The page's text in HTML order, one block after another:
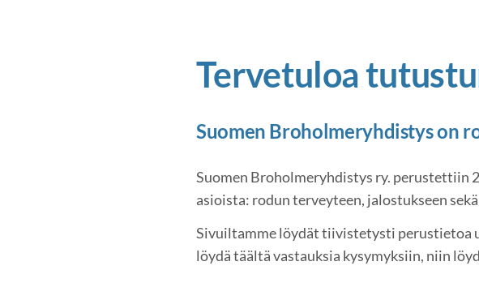
Tervetuloa
Suomen Broholmeryhdistys on
Suomen Broholmeryhdistys ry. perustettiin
asioista: rodun terveyteen, jalostukseen
Sivuiltamme löydät tiivistetysti perustietoa
löydä täältä vastauksia kysymyksiin, niin